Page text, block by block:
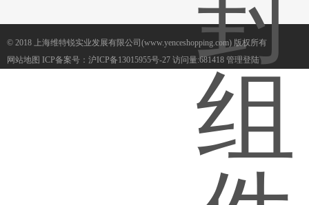
© 2018 上海维特锐实业发展有限公司(www.yenceshopping.com) 版权所有
网站地图 ICP备案号： 沪ICP备13015955号-27 访问量:681418 管理登陆